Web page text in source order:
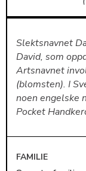
Slektsnavnet
David, som
Artsnavnet
(blomsten). I
noen engelske
Pocket
FAMILIE